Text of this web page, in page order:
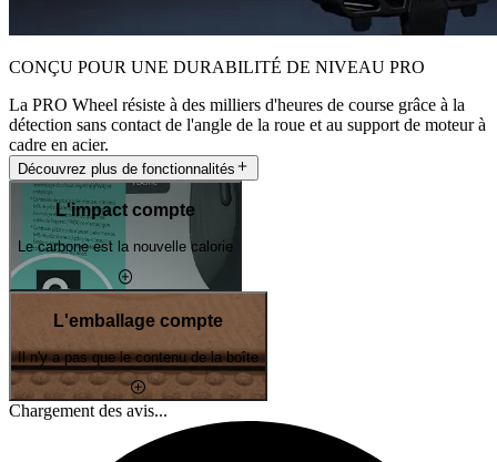
CONÇU POUR UNE DURABILITÉ DE NIVEAU PRO
La PRO Wheel résiste à des milliers d'heures de course grâce à la
détection sans contact de l'angle de la roue et au support de moteur à
cadre en acier.
Découvrez plus de fonctionnalités
L'impact compte
Le carbone est la nouvelle calorie
L'emballage compte
Il n'y a pas que le contenu de la boîte
Chargement des avis...